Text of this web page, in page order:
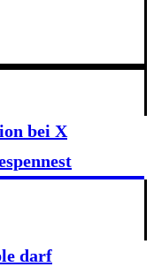
bei X
darf